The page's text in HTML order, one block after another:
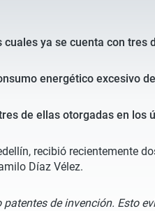
ya se cuenta con tres
energético excesivo
de ellas otorgadas en los
recibió recientemente
Díaz Vélez.
de invención. Esto